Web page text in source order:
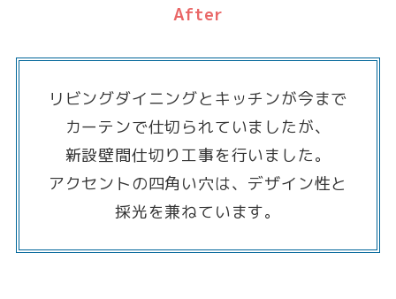
After
リビングダイニングとキッチンが今まで
カーテンで仕切られていましたが、
新設壁間仕切り工事を行いました。
アクセントの四角い穴は、デザイン性と
採光を兼ねています。